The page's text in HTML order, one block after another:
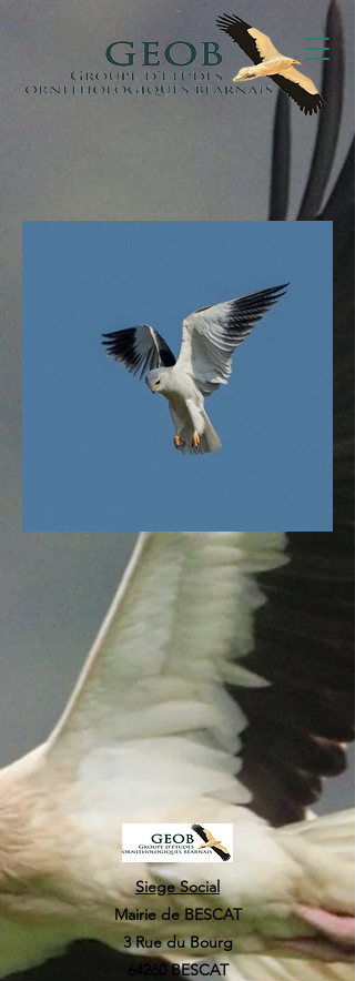
Siege Social
Mairie de BESCAT
3 Rue du Bourg
64260 BESCAT